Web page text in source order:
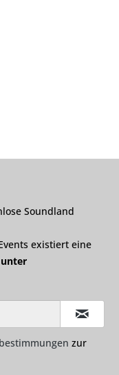
Soundland
existiert eine
zur